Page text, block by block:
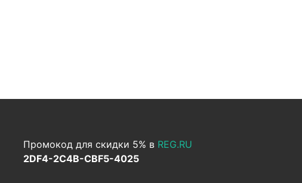
Промокод для скидки 5% в REG.RU
2DF4-2C4B-CBF5-4025